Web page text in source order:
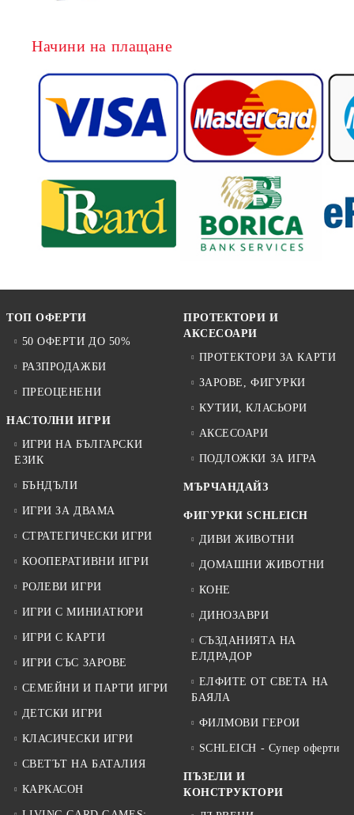
Начини на плащане
ТОП ОФЕРТИ
50 ОФЕРТИ ДО 50%
РАЗПРОДАЖБИ
ПРЕОЦЕНЕНИ
НАСТОЛНИ ИГРИ
ИГРИ НА БЪЛГАРСКИ
ЕЗИК
БЪНДЪЛИ
ИГРИ ЗА ДВАМА
СТРАТЕГИЧЕСКИ ИГРИ
КООПЕРАТИВНИ ИГРИ
РОЛЕВИ ИГРИ
ИГРИ С МИНИАТЮРИ
ИГРИ С КАРТИ
ИГРИ СЪС ЗАРОВЕ
СЕМЕЙНИ И ПАРТИ ИГРИ
ДЕТСКИ ИГРИ
КЛАСИЧЕСКИ ИГРИ
СВЕТЪТ НА БАТАЛИЯ
КАРКАСОН
ПРОТЕКТОРИ И
АКСЕСОАРИ
ПРОТЕКТОРИ ЗА КАРТИ
ЗАРОВЕ, ФИГУРКИ
КУТИИ, КЛАСЬОРИ
АКСЕСОАРИ
ПОДЛОЖКИ ЗА ИГРА
МЪРЧАНДАЙЗ
ФИГУРКИ SCHLEICH
ДИВИ ЖИВОТНИ
ДОМАШНИ ЖИВОТНИ
КОНЕ
ДИНОЗАВРИ
СЪЗДАНИЯТА НА
ЕЛДРАДОР
ЕЛФИТЕ ОТ СВЕТА НА
БАЯЛА
ФИЛМОВИ ГЕРОИ
SCHLEICH - Супер оферти
ПЪЗЕЛИ И
КОНСТРУКТОРИ